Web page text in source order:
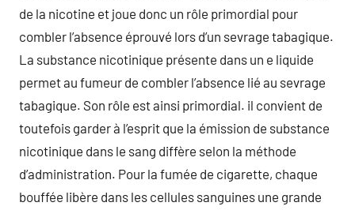
de la nicotine et joue donc un rôle primordial pour
combler l’absence éprouvé lors d’un sevrage tabagique.
La substance nicotinique présente dans un e liquide
permet au fumeur de combler l’absence lié au sevrage
tabagique. Son rôle est ainsi primordial. il convient de
toutefois garder à l’esprit que la émission de substance
nicotinique dans le sang diffère selon la méthode
d’administration. Pour la fumée de cigarette, chaque
bouffée libère dans les cellules sanguines une grande